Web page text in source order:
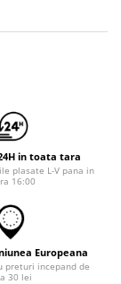
in toata tara
plasate L-V pana in
16:00
Europeana
preturi incepand de
30 lei